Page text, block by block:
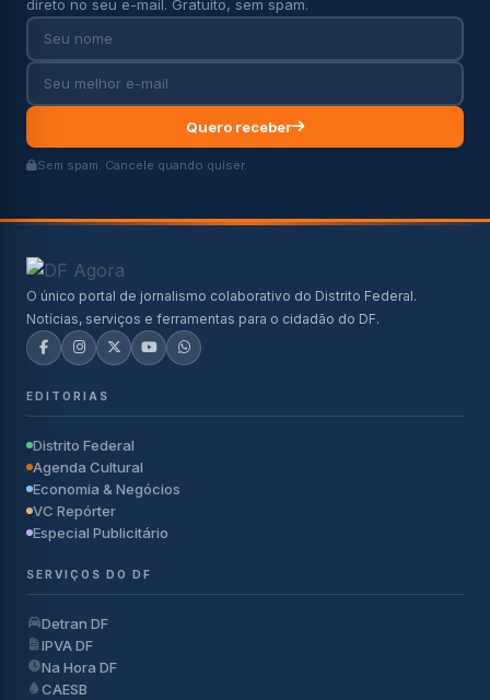
direto no seu e-mail. Gratuito, sem spam.
Quero receber
Sem spam. Cancele quando quiser.
O único portal de jornalismo colaborativo do Distrito Federal.
Notícias, serviços e ferramentas para o cidadão do DF.
EDITORIAS
Distrito Federal
Agenda Cultural
Economia & Negócios
VC Repórter
Especial Publicitário
SERVIÇOS DO DF
Detran DF
IPVA DF
Na Hora DF
CAESB